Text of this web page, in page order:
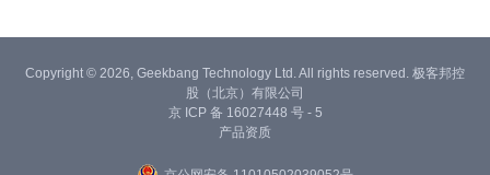
Copyright © 2026, Geekbang Technology Ltd. All rights reserved. 极客邦控
股（北京）有限公司
京 ICP 备 16027448 号 - 5
产品资质